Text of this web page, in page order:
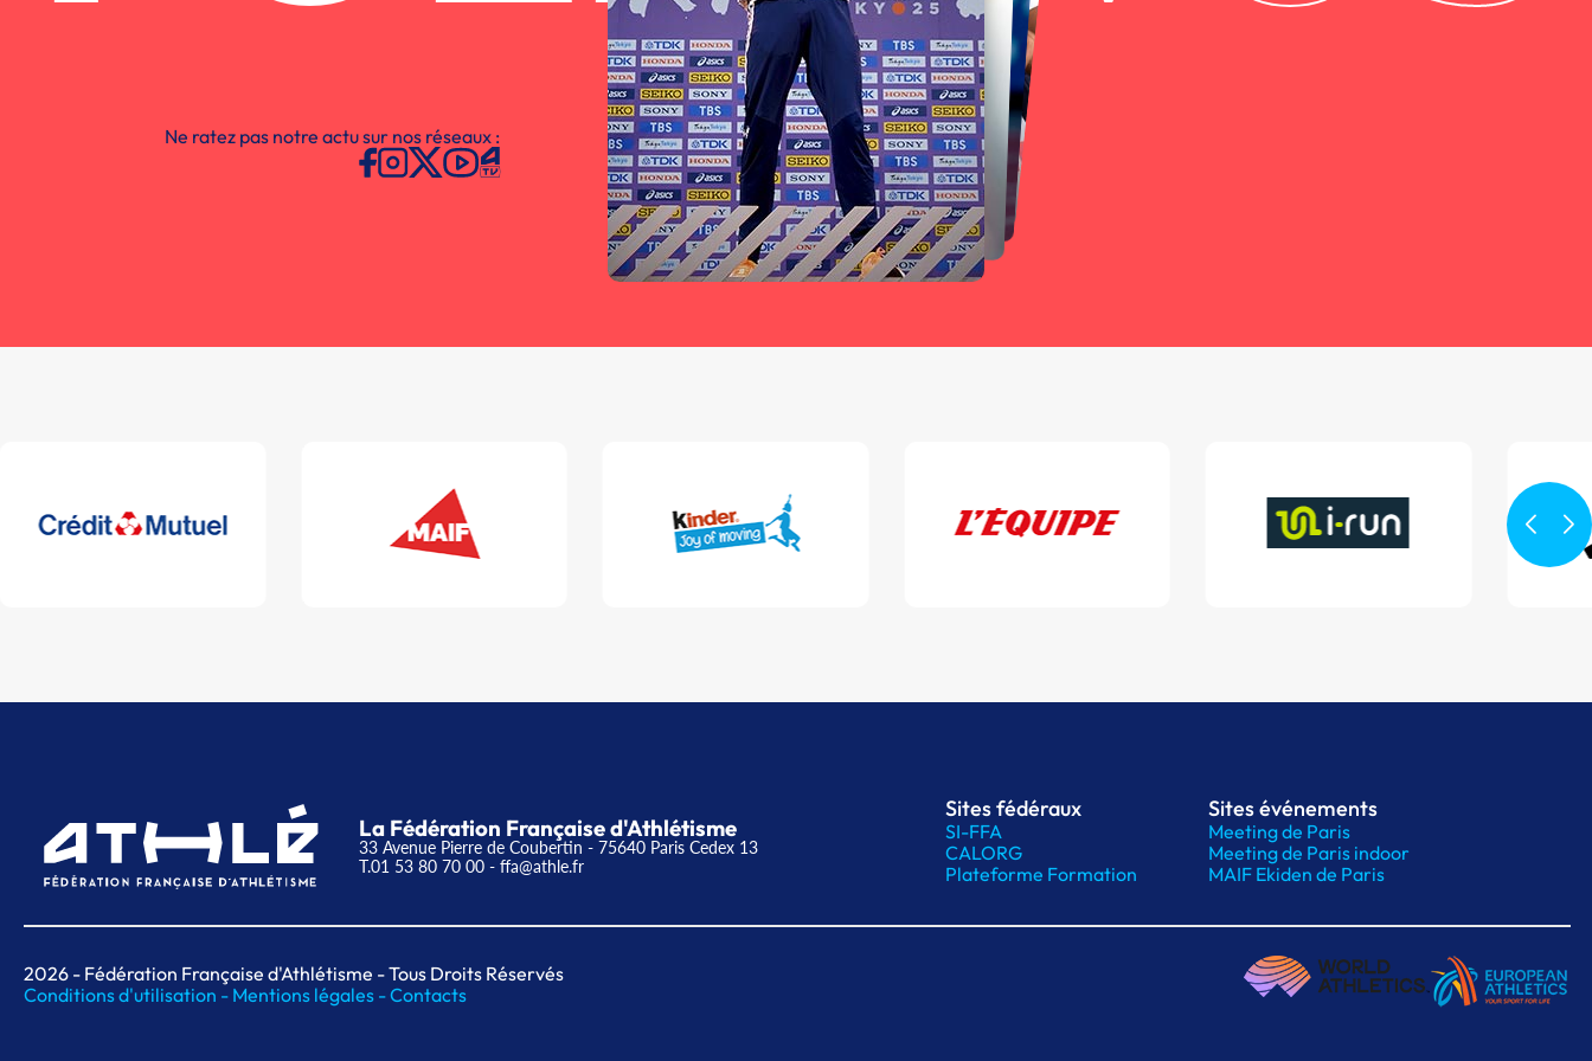
Ne ratez pas notre actu sur nos réseaux :
La Fédération Française d'Athlétisme
33 Avenue Pierre de Coubertin - 75640 Paris Cedex 13
T.01 53 80 70 00 - ffa@athle.fr
Sites fédéraux
SI-FFA
CALORG
Plateforme Formation
Sites événements
Meeting de Paris
Meeting de Paris indoor
MAIF Ekiden de Paris
2026 - Fédération Française d'Athlétisme - Tous Droits Réservés
Conditions d'utilisation - Mentions légales -Contacts